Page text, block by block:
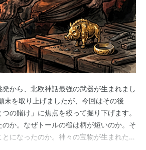
から、北欧神話最強の武器が生まれまし
末を取り上げましたが、今回はその後
の賭け」に焦点を絞って掘り下げます。
か。なぜトールの槌は柄が短いのか。そ
になったのか。神々の宝物が生まれた、